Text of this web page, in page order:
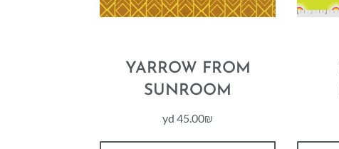
YARROW FROM
SUNROOM
45.00₪
yd